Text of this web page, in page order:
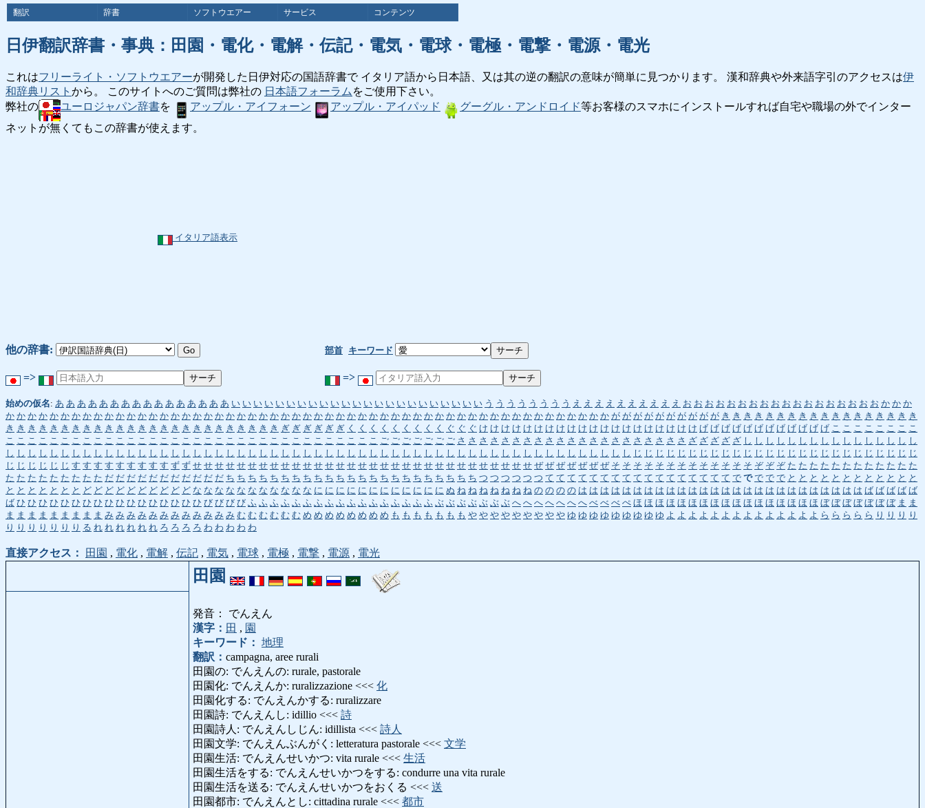
翻訳 辞書 ソフトウエアー サービス コンテンツ
日伊翻訳辞書・事典：田園・電化・電解・伝記・電気・電球・電極・電撃・電源・電光
これはフリーライト・ソフトウエアーが開発した日伊対応の国語辞書で イタリア語から日本語、又は其の逆の翻訳の意味が簡単に見つかります。 漢和辞典や外来語字引のアクセスは伊
和辞典リスト から。 このサイトへのご質問は弊社の 日本語フォーラム をご使用下さい。
弊社の
ユーロジャパン辞書を アップル・アイフォーン アップル・アイパッド グーグル・アンドロイド等お客様のスマホにインストールすれば自宅や職場の外でインター
ネットが無くてもこの辞書が使えます。
イタリア語表示
他の辞書: 部首 キーワード
=> =>
始めの仮名: あ あ あ あ あ あ あ あ あ あ あ あ あ あ あ あ い い い い い い い い い い い い い い い い い い い い い い い う う う う う う う う え え え え え え え え え え お お お お お お お お お お お お お お お お お お か か か
か か か か か か か か か か か か か か か か か か か か か か か か か か か か か か か か か か か か か か か か か か か か か か か か か か か か か か か が が が が が が が が が が き き き き き き き き き き き き き き き き き き
き き き き き き き き き き き き き き き き き き き き き き き き き ぎ ぎ ぎ ぎ ぎ ぎ く く く く く く く く く ぐ ぐ ぐ け け け け け け け け け け け け け け け け け け け け げ げ げ げ げ げ げ げ げ げ げ げ こ こ こ こ こ こ こ こ
こ こ こ こ こ こ こ こ こ こ こ こ こ こ こ こ こ こ こ こ こ こ こ こ こ こ こ こ こ こ こ こ こ こ ご ご ご ご ご ご ご さ さ さ さ さ さ さ さ さ さ さ さ さ さ さ さ さ さ さ さ さ ざ ざ ざ ざ ざ し し し し し し し し し し し し し し し し
し し し し し し し し し し し し し し し し し し し し し し し し し し し し し し し し し し し し し し し し し し し し し し し し し し し し し し し し し じ じ じ じ じ じ じ じ じ じ じ じ じ じ じ じ じ じ じ じ じ じ じ じ じ じ
じ じ じ じ じ じ す す す す す す す す す ず ず せ せ せ せ せ せ せ せ せ せ せ せ せ せ せ せ せ せ せ せ せ せ せ せ せ せ せ せ せ せ せ ぜ ぜ ぜ ぜ ぜ ぜ ぜ そ そ そ そ そ そ そ そ そ そ そ そ そ ぞ ぞ ぞ た た た た た た た た た た た た
た た た た た た た た た だ だ だ だ だ だ だ だ だ だ だ ち ち ち ち ち ち ち ち ち ち ち ち ち ち ち ち ち ち ち ち ち ち ち つ つ つ つ つ つ て て て て て て て て て て て て て て て て て で で で で で と と と と と と と と と と と と
と と と と と と と ど ど ど ど ど ど ど ど ど ど な な な な な な な な な な な に に に に に に に に に に に に ぬ ね ね ね ね ね ね ね の の の の は は は は は は は は は は は は は は は は は は は は は は は は は は ば ば ば ば ば
ば ひ ひ ひ ひ ひ ひ ひ ひ ひ ひ ひ ひ ひ ひ ひ ひ ひ び び び び ふ ふ ふ ふ ふ ふ ふ ふ ふ ふ ふ ふ ふ ふ ふ ふ ふ ぶ ぶ ぶ ぶ ぶ ぶ ぶ へ へ へ へ へ へ へ べ べ べ ぺ ほ ほ ほ ほ ほ ほ ほ ほ ほ ほ ほ ほ ほ ほ ほ ほ ほ ぼ ぼ ぼ ぼ ぼ ぼ ぼ ま ま
ま ま ま ま ま ま ま ま ま み み み み み み み み み み み み む む む む む む め め め め め め め め も も も も も も も や や や や や や や や や ゆ ゆ ゆ ゆ ゆ ゆ ゆ ゆ ゆ よ よ よ よ よ よ よ よ よ よ よ よ よ よ ら ら ら ら ら り り り り
り り り り り り り る れ れ れ れ れ れ ろ ろ ろ ろ わ わ わ わ わ
直接アクセス： 田園 , 電化 , 電解 , 伝記 , 電気 , 電球 , 電極 , 電撃 , 電源 , 電光
田園
発音： でんえん
漢字： 田 , 園
キーワード： 地理
翻訳： campagna, aree rurali
田園の: でんえんの: rurale, pastorale
田園化: でんえんか: ruralizzazione <<< 化
田園化する: でんえんかする: ruralizzare
田園詩: でんえんし: idillio <<< 詩
田園詩人: でんえんしじん: idillista <<< 詩人
田園文学: でんえんぶんがく: letteratura pastorale <<< 文学
田園生活: でんえんせいかつ: vita rurale <<< 生活
田園生活をする: でんえんせいかつをする: condurre una vita rurale
田園生活を送る: でんえんせいかつをおくる <<< 送
田園都市: でんえんとし: cittadina rurale <<< 都市